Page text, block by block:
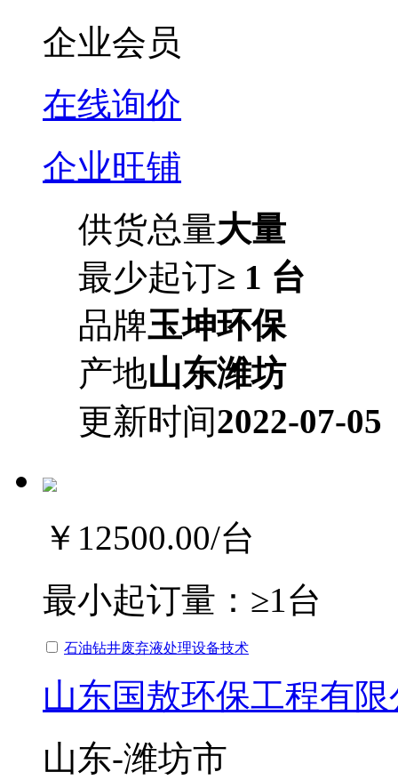
企业会员
在线询价
企业旺铺
供货总量大量
最少起订≥ 1 台
品牌玉坤环保
产地山东潍坊
更新时间2022-07-05
￥12500.00/台
最小起订量： ≥1台
石油钻井废弃液处理设备技术
山东国敖环保工程有
山东-潍坊市